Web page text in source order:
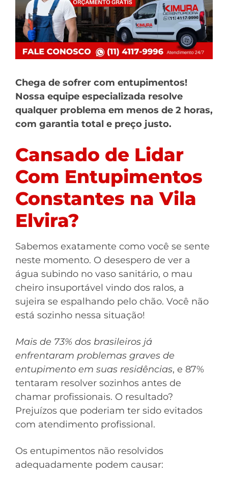
Chega de sofrer com entupimentos!
Nossa equipe especializada resolve
qualquer problema em menos de 2 horas,
com garantia total e preço justo.
Cansado de Lidar
Com Entupimentos
Constantes na Vila
Elvira?
Sabemos exatamente como você se sente
neste momento. O desespero de ver a
água subindo no vaso sanitário, o mau
cheiro insuportável vindo dos ralos, a
sujeira se espalhando pelo chão. Você não
está sozinho nessa situação!
Mais de 73% dos brasileiros já
enfrentaram problemas graves de
entupimento em suas residências, e 87%
tentaram resolver sozinhos antes de
chamar profissionais. O resultado?
Prejuízos que poderiam ter sido evitados
com atendimento profissional.
Os entupimentos não resolvidos
adequadamente podem causar: